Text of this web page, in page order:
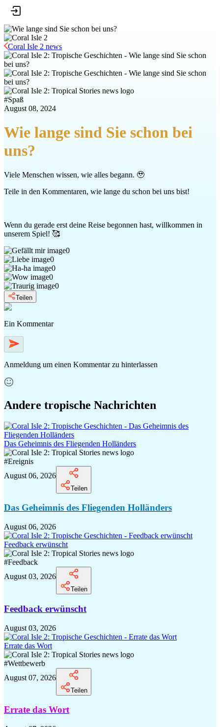
Coral Isle 2 news
#Spaß
August 08, 2024
Wie lange sind Sie schon bei
uns?
Viele Menschen wissen, wie alles begann. 🥹
Teile in den Kommentaren, wie lange du schon bei uns bist!
Wenn du gerade erst deine Reise begonnen hast, willkommen in
unserem Spiel! 🥰
0
0
0
0
0
Teilen
Ein Kommentar
Anmeldung um einen Kommentar zu hinterlassen
Andere tropische Nachrichten
Das Geheimnis des Fliegenden Holländers
#Ereignis
August 06, 2026
Teilen
Das Geheimnis des Fliegenden Holländers
August 06, 2026
Feedback erwünscht
#Feedback
August 03, 2026
Teilen
Feedback erwünscht
August 03, 2026
Errate das Wort
#Wettbewerb
August 07, 2026
Teilen
Errate das Wort